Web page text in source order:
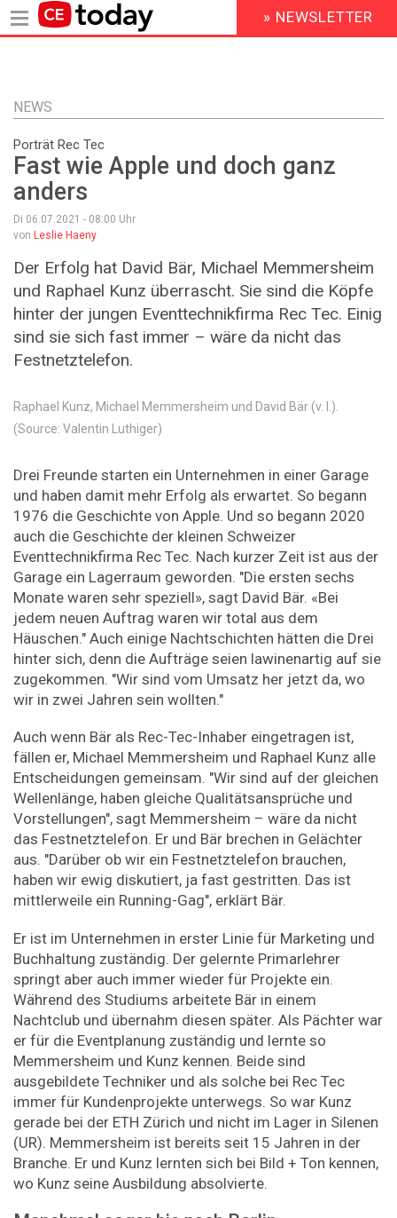
Inhalt
HEADER
MENU
» NEWSLETTER
NEWS
Porträt Rec Tec
Fast wie Apple und doch ganz
anders
Di 06.07.2021 - 08:00 Uhr
von Leslie Haeny
Der Erfolg hat David Bär, Michael Memmersheim
und Raphael Kunz überrascht. Sie sind die Köpfe
hinter der jungen Eventtechnikfirma Rec Tec. Einig
sind sie sich fast immer – wäre da nicht das
Festnetztelefon.
Raphael Kunz, Michael Memmersheim und David Bär (v. l.).
(Source: Valentin Luthiger)
Drei Freunde starten ein Unternehmen in einer Garage
und haben damit mehr Erfolg als erwartet. So begann
1976 die Geschichte von Apple. Und so begann 2020
auch die Geschichte der kleinen Schweizer
Eventtechnikfirma Rec Tec. Nach kurzer Zeit ist aus der
Garage ein Lagerraum geworden. "Die ersten sechs
Monate waren sehr speziell», sagt David Bär. «Bei
jedem neuen Auftrag waren wir total aus dem
Häuschen." Auch einige Nachtschichten hätten die Drei
hinter sich, denn die Aufträge seien lawinenartig auf sie
zugekommen. "Wir sind vom Umsatz her jetzt da, wo
wir in zwei Jahren sein wollten."
Auch wenn Bär als Rec-Tec-Inhaber eingetragen ist,
fällen er, Michael Memmersheim und Raphael Kunz alle
Entscheidungen gemeinsam. "Wir sind auf der gleichen
Wellenlänge, haben gleiche Qualitätsansprüche und
Vorstellungen", sagt Memmersheim – wäre da nicht
das Festnetztelefon. Er und Bär brechen in Gelächter
aus. "Darüber ob wir ein Festnetztelefon brauchen,
haben wir ewig diskutiert, ja fast gestritten. Das ist
mittlerweile ein Running-Gag", erklärt Bär.
Er ist im Unternehmen in erster Linie für Marketing und
Buchhaltung zuständig. Der gelernte Primarlehrer
springt aber auch immer wieder für Projekte ein.
Während des Studiums arbeitete Bär in einem
Nachtclub und übernahm diesen später. Als Pächter war
er für die Eventplanung zuständig und lernte so
Memmersheim und Kunz kennen. Beide sind
ausgebildete Techniker und als solche bei Rec Tec
immer für Kundenprojekte unterwegs. So war Kunz
gerade bei der ETH Zürich und nicht im Lager in Silenen
(UR). Memmersheim ist bereits seit 15 Jahren in der
Branche. Er und Kunz lernten sich bei Bild + Ton kennen,
wo Kunz seine Ausbildung absolvierte.